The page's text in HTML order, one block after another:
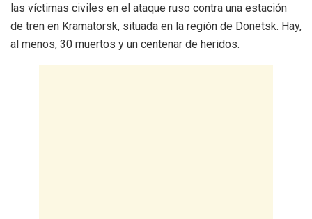
las víctimas civiles en el ataque ruso contra una estación
de tren en Kramatorsk, situada en la región de Donetsk. Hay,
al menos, 30 muertos y un centenar de heridos.